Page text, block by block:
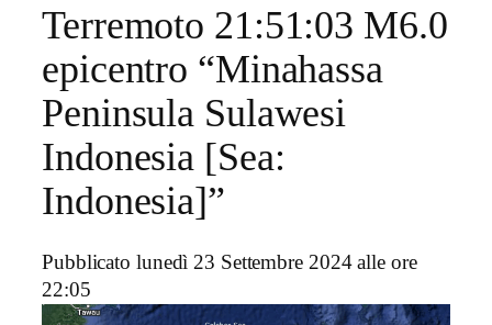
Terremoto 21:51:03 M6.0
epicentro “Minahassa
Peninsula Sulawesi
Indonesia [Sea:
Indonesia]”
Pubblicato lunedì 23 Settembre 2024 alle ore
22:05